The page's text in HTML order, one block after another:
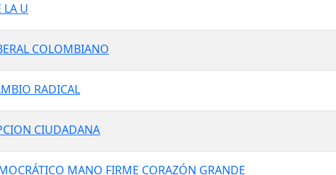
LA U
COLOMBIANO
RADICAL
CIUDADANA
MANO FIRME CORAZÓN GRANDE